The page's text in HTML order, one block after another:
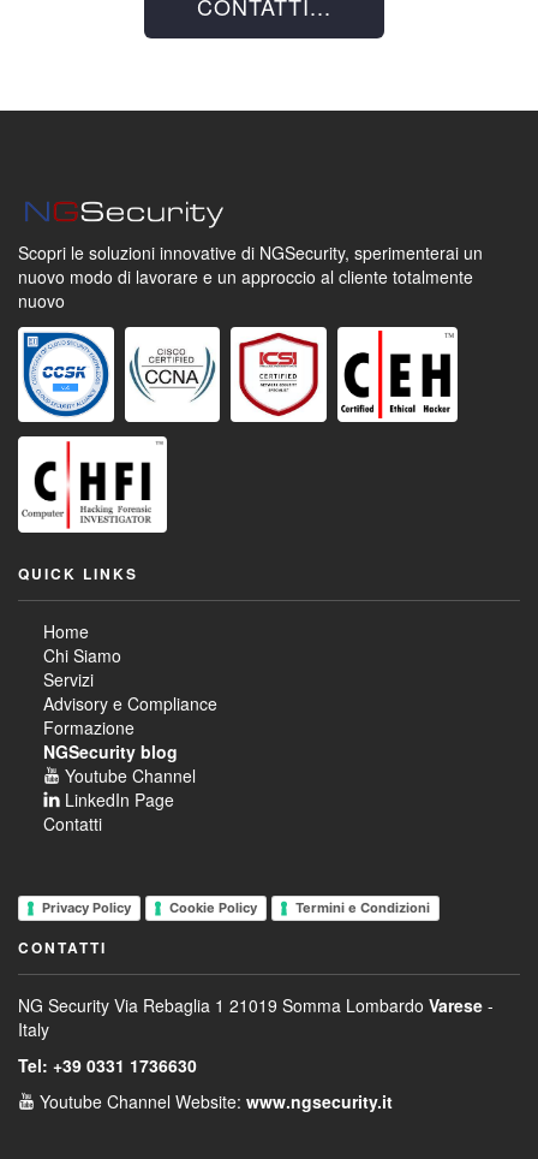
Scopri le soluzioni innovative di NGSecurity, sperimenterai un
nuovo modo di lavorare e un approccio al cliente totalmente
nuovo
QUICK LINKS
Home
Chi Siamo
Servizi
Advisory e Compliance
Formazione
NGSecurity blog
Youtube Channel
LinkedIn Page
Contatti
Privacy Policy Cookie Policy Termini e Condizioni
CONTATTI
NG Security Via Rebaglia 1 21019 Somma Lombardo Varese -
Italy
Tel: +39 0331 1736630
Youtube Channel Website: www.ngsecurity.it